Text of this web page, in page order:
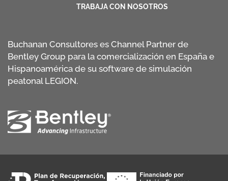
TRABAJA CON NOSOTROS
Buchanan Consultores es Channel Partner de
Bentley Group para la comercialización en España e
Hispanoamérica de su software de simulación
peatonal LEGION.